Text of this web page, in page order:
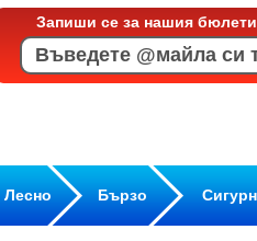
Запиши се за нашия
Лесно Бързо